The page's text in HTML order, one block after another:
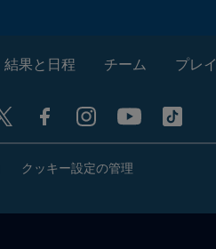
結果と日程 チーム プレイ
クッキー設定の管理